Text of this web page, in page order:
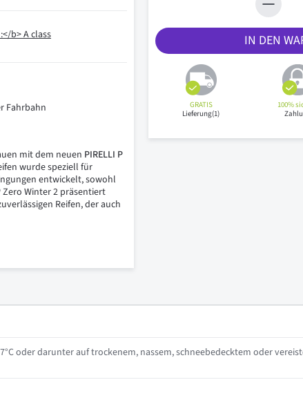
Fahrbahn
mit dem neuen PIRELLI P
wurde speziell für
entwickelt, sowohl
Zero Winter 2 präsentiert
Reifen, der auch
IN DEN
GRATIS
Lieferung(1)
100%
oder darunter auf trockenem, nassem, schneebedecktem oder